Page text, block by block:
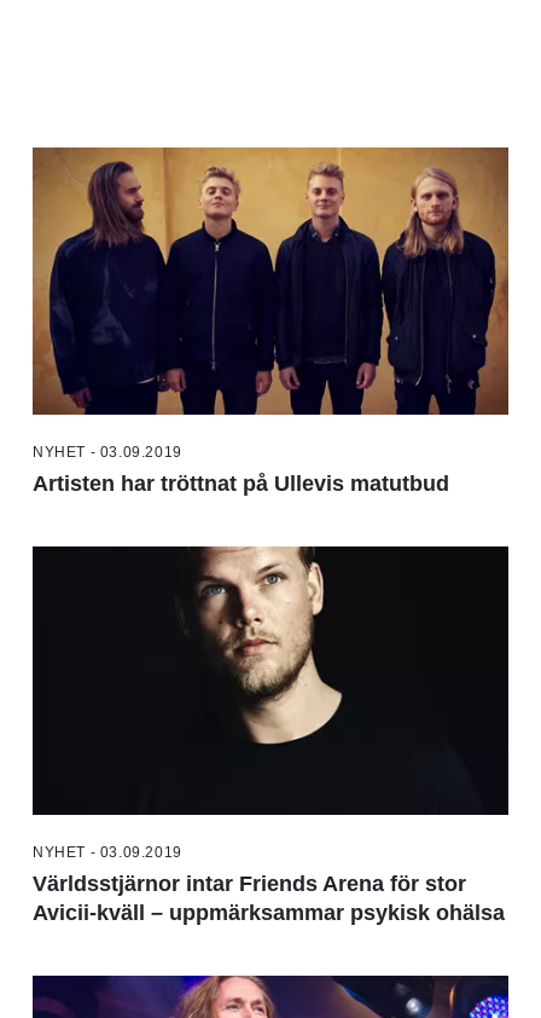
NYHET - 03.09.2019
Artisten har tröttnat på Ullevis matutbud
NYHET - 03.09.2019
Världsstjärnor intar Friends Arena för stor
Avicii-kväll – uppmärksammar psykisk ohälsa